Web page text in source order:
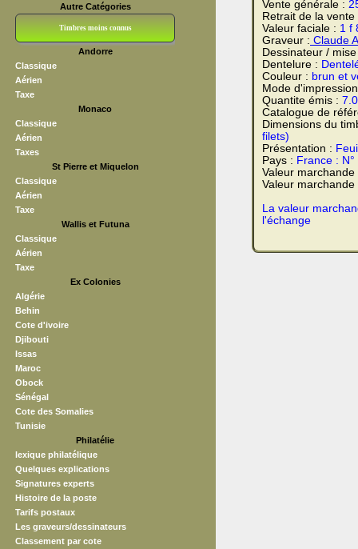
Autre Catégories
Timbres moins connus
Andorre
Classique
Aérien
Taxe
Monaco
Classique
Aérien
Taxes
St Pierre et Miquelon
Classique
Aérien
Taxe
Wallis et Futuna
Classique
Aérien
Taxe
Ex Colonies
Algérie
Behin
Cote d'ivoire
Djibouti
Issas
Maroc
Obock
Sénégal
Cote des Somalies
Tunisie
Philatélie
lexique philatélique
Quelques explications
Signatures experts
Histoire de la poste
Tarifs postaux
Les graveurs/dessinateurs
Classement par cote
Vente générale :
Retrait de la
Valeur faciale : 1 f
Graveur : Claude
Dessinateur /
Dentelure :
Couleur : brun et
Mode
Quantite émis :
Catalogue de
Dimensions du
filets)
Présentation :
Pays : France :
Valeur
Valeur
La valeur
l'échange